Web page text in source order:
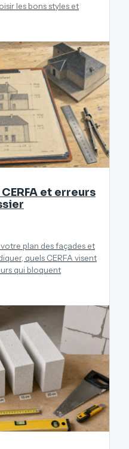
les bons styles et
et erreurs
plan des façades et
quels CERFA visent
qui bloquent